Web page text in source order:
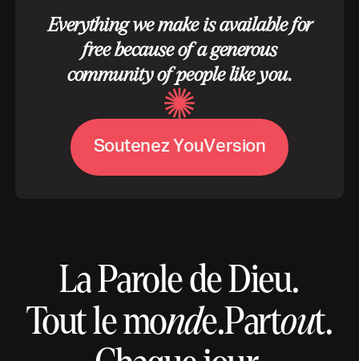
Everything we make is available for
free because of a generous
community of people like you.
SoutenezYouVersion
La Parole de Dieu.
Tout le monde.Partout.